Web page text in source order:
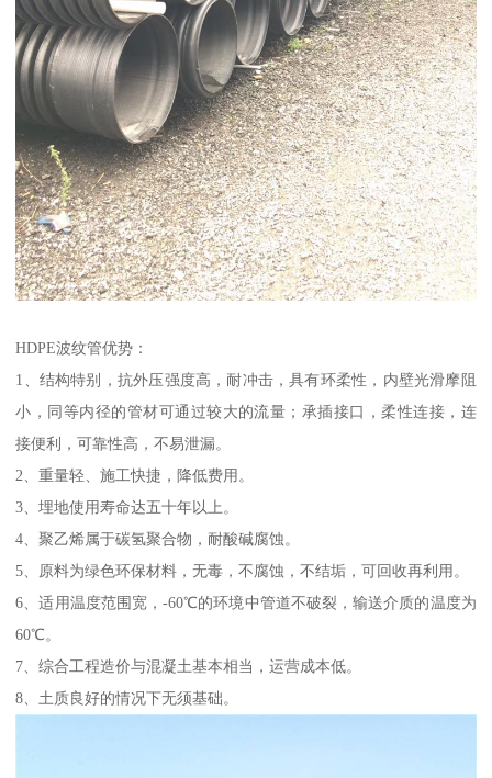
HDPE波纹管优势：
1、结构特别，抗外压强度高，耐冲击，具有环柔性，内壁光滑摩阻
小，同等内径的管材可通过较大的流量；承插接口，柔性连接，连
接便利，可靠性高，不易泄漏。
2、重量轻、施工快捷，降低费用。
3、埋地使用寿命达五十年以上。
4、聚乙烯属于碳氢聚合物，耐酸碱腐蚀。
5、原料为绿色环保材料，无毒，不腐蚀，不结垢，可回收再利用。
6、适用温度范围宽，-60℃的环境中管道不破裂，输送介质的温度为
60℃。
7、综合工程造价与混凝土基本相当，运营成本低。
8、土质良好的情况下无须基础。